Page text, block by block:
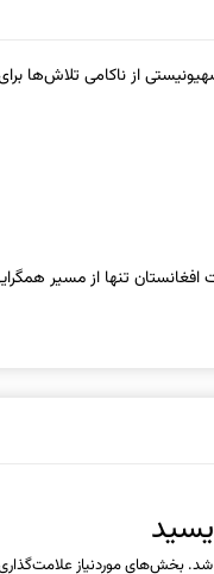
از ناکامی تلاش‌ها
تنها از مسیر
شد.بخش‌های موردنیاز